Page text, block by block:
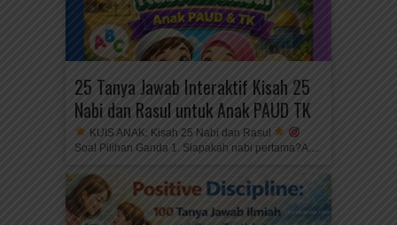
25 Tanya Jawab Interaktif Kisah 25
Nabi dan Rasul untuk Anak PAUD TK
KUIS ANAK: Kisah 25 Nabi dan Rasul
Soal Pilihan Ganda 1. Siapakah nabi pertama?A....